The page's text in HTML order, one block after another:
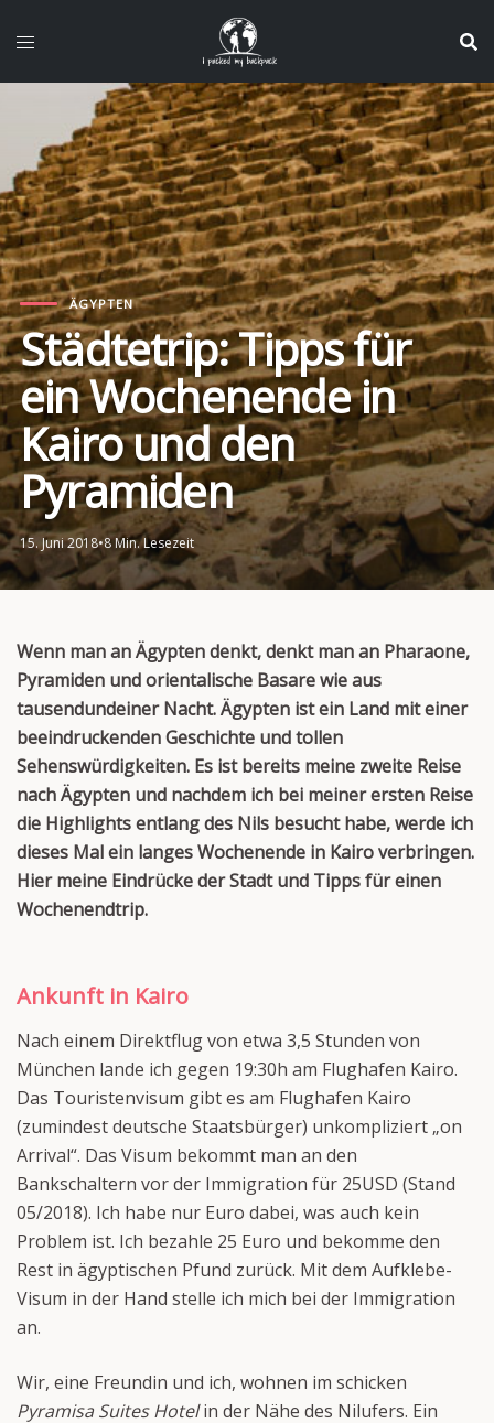
Inhalt
ÄGYPTEN
Städtetrip: Tipps für
ein Wochenende in
Kairo und den
Pyramiden
15. Juni 2018•8 Min. Lesezeit
Wenn man an Ägypten denkt, denkt man an Pharaone,
Pyramiden und orientalische Basare wie aus
tausendundeiner Nacht. Ägypten ist ein Land mit einer
beeindruckenden Geschichte und tollen
Sehenswürdigkeiten. Es ist bereits meine zweite Reise
nach Ägypten und nachdem ich bei meiner ersten Reise
die Highlights entlang des Nils besucht habe, werde ich
dieses Mal ein langes Wochenende in Kairo verbringen.
Hier meine Eindrücke der Stadt und Tipps für einen
Wochenendtrip.
Ankunft in Kairo
Nach einem Direktflug von etwa 3,5 Stunden von
München lande ich gegen 19:30h am Flughafen Kairo.
Das Touristenvisum gibt es am Flughafen Kairo
(zumindest deutsche Staatsbürger) unkompliziert „on
Arrival“. Das Visum bekommt man an den
Bankschaltern vor der Immigration für 25USD (Stand
05/2018). Ich habe nur Euro dabei, was auch kein
Problem ist. Ich bezahle 25 Euro und bekomme den
Rest in ägyptischen Pfund zurück. Mit dem Aufklebe-
Visum in der Hand stelle ich mich bei der Immigration
an.
Wir, eine Freundin und ich, wohnen im schicken
Pyramisa Suites Hotelin der Nähe des Nilufers. Ein